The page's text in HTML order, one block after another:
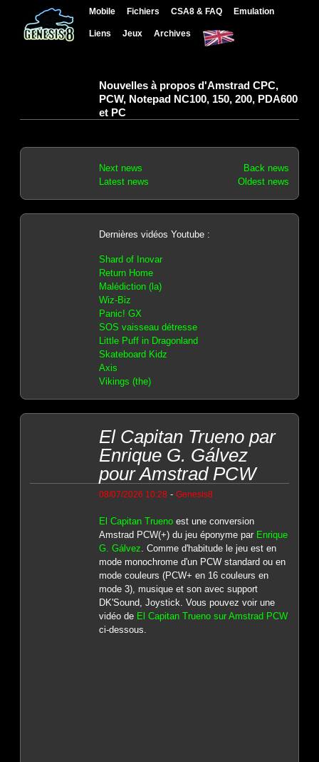
Mobile Fichiers CSA8 & FAQ Emulation
Liens Jeux Archives
Nouvelles à propos d'Amstrad CPC,
PCW, Notepad NC100, 150, 200, PDA600
et PC
Next news
Back news
Latest news
Oldest news
Dernières vidéos Youtube :
Shard of Inovar
Return Home
Malédiction (la)
Wiz-Biz
Panic! GX
SOS vaisseau détresse
Little Puff in Dragonland
Skateboard Kidz
Axis
Vikings (the)
El Capitan Trueno par
Enrique G. Gálvez
pour Amstrad PCW
08/07/2026 10:28 - Genesis8
El Capitan Truenoest une conversion
Amstrad PCW(+) du jeu éponyme par Enrique
G. Gálvez. Comme d'habitude le jeu est en
mode monochrome d'un PCW standard ou en
mode couleurs (PCW+ en 16 couleurs en
mode 3), musique et son avec support
DK'Sound, Joystick. Vous pouvez voir une
vidéo de El Capitan Trueno sur Amstrad PCW
ci-dessous.